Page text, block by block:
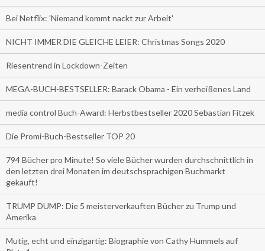
Bei Netflix: 'Niemand kommt nackt zur Arbeit'
NICHT IMMER DIE GLEICHE LEIER: Christmas Songs 2020
Riesentrend in Lockdown-Zeiten
MEGA-BUCH-BESTSELLER: Barack Obama - Ein verheißenes Land
media control Buch-Award: Herbstbestseller 2020 Sebastian Fitzek
Die Promi-Buch-Bestseller TOP 20
794 Bücher pro Minute! So viele Bücher wurden durchschnittlich in
den letzten drei Monaten im deutschsprachigen Buchmarkt
gekauft!
TRUMP DUMP: Die 5 meisterverkauften Bücher zu Trump und
Amerika
Mutig, echt und einzigartig: Biographie von Cathy Hummels auf